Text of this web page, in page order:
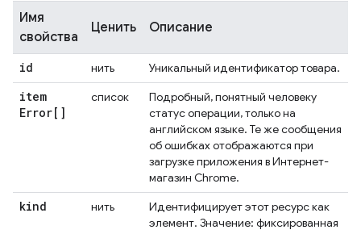
Имя
свойства
Ценить Описание
id нить Уникальный идентификатор товара.
item
Error[]
список
Подробный, понятный человеку
статус операции, только на
английском языке. Те же сообщения
об ошибках отображаются при
загрузке приложения в Интернет-
магазин Chrome.
kind нить
Идентифицирует этот ресурс как
элемент. Значение: фиксированная